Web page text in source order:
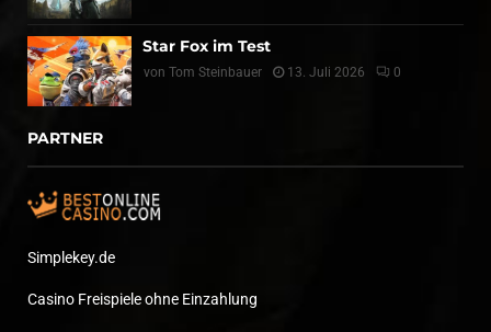
Star Fox im Test
von Tom Steinbauer 13. Juli 2026 0
PARTNER
Simplekey.de
Casino Freispiele ohne Einzahlung